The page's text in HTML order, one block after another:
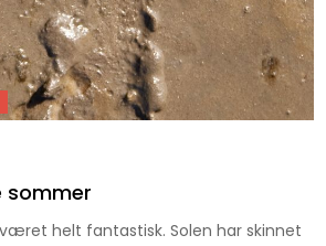
sommer
helt fantastisk. Solen har skinnet